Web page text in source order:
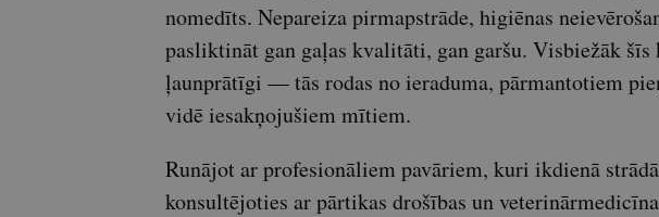
nomedīts. Nepareiza pirmapstrāde, higiēnas
pasliktināt gan gaļas kvalitāti, gan garšu. Visbiežāk šīs
ļaunprātīgi — tās rodas no ieraduma, pārmantotiem
vidē iesakņojušiem mītiem.
Runājot ar profesionāliem pavāriem, kuri ikdienā
konsultējoties ar pārtikas drošības un